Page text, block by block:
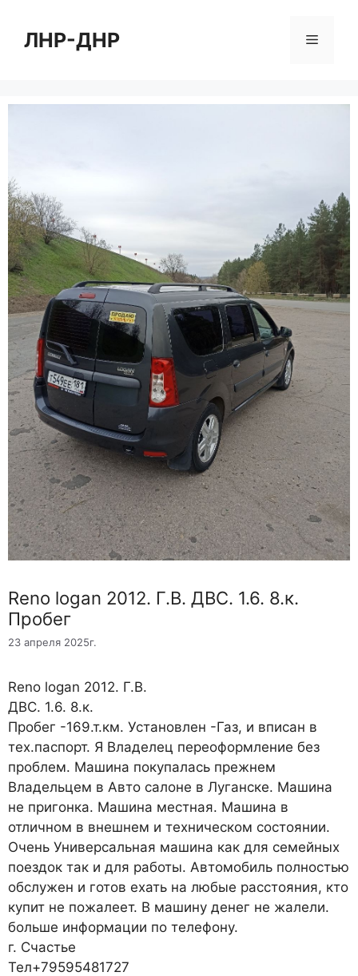
содержимому
ЛНР-ДНР Меню
Reno logan 2012. Г.В. ДВС. 1.6. 8.к.
Пробег
23 апреля 2025г.
Reno logan 2012. Г.В.
ДВС. 1.6. 8.к.
Пробег -169.т.км. Установлен -Газ, и вписан в
тех.паспорт. Я Владелец переоформление без
проблем. Машина покупалась прежнем
Владельцем в Авто салоне в Луганске. Машина
не пригонка. Машина местная. Машина в
отличном в внешнем и техническом состоянии.
Очень Универсальная машина как для семейных
поездок так и для работы. Автомобиль полностью
обслужен и готов ехать на любые расстояния, кто
купит не пожалеет. В машину денег не жалели.
больше информации по телефону.
г. Счастье
Тел+79595481727